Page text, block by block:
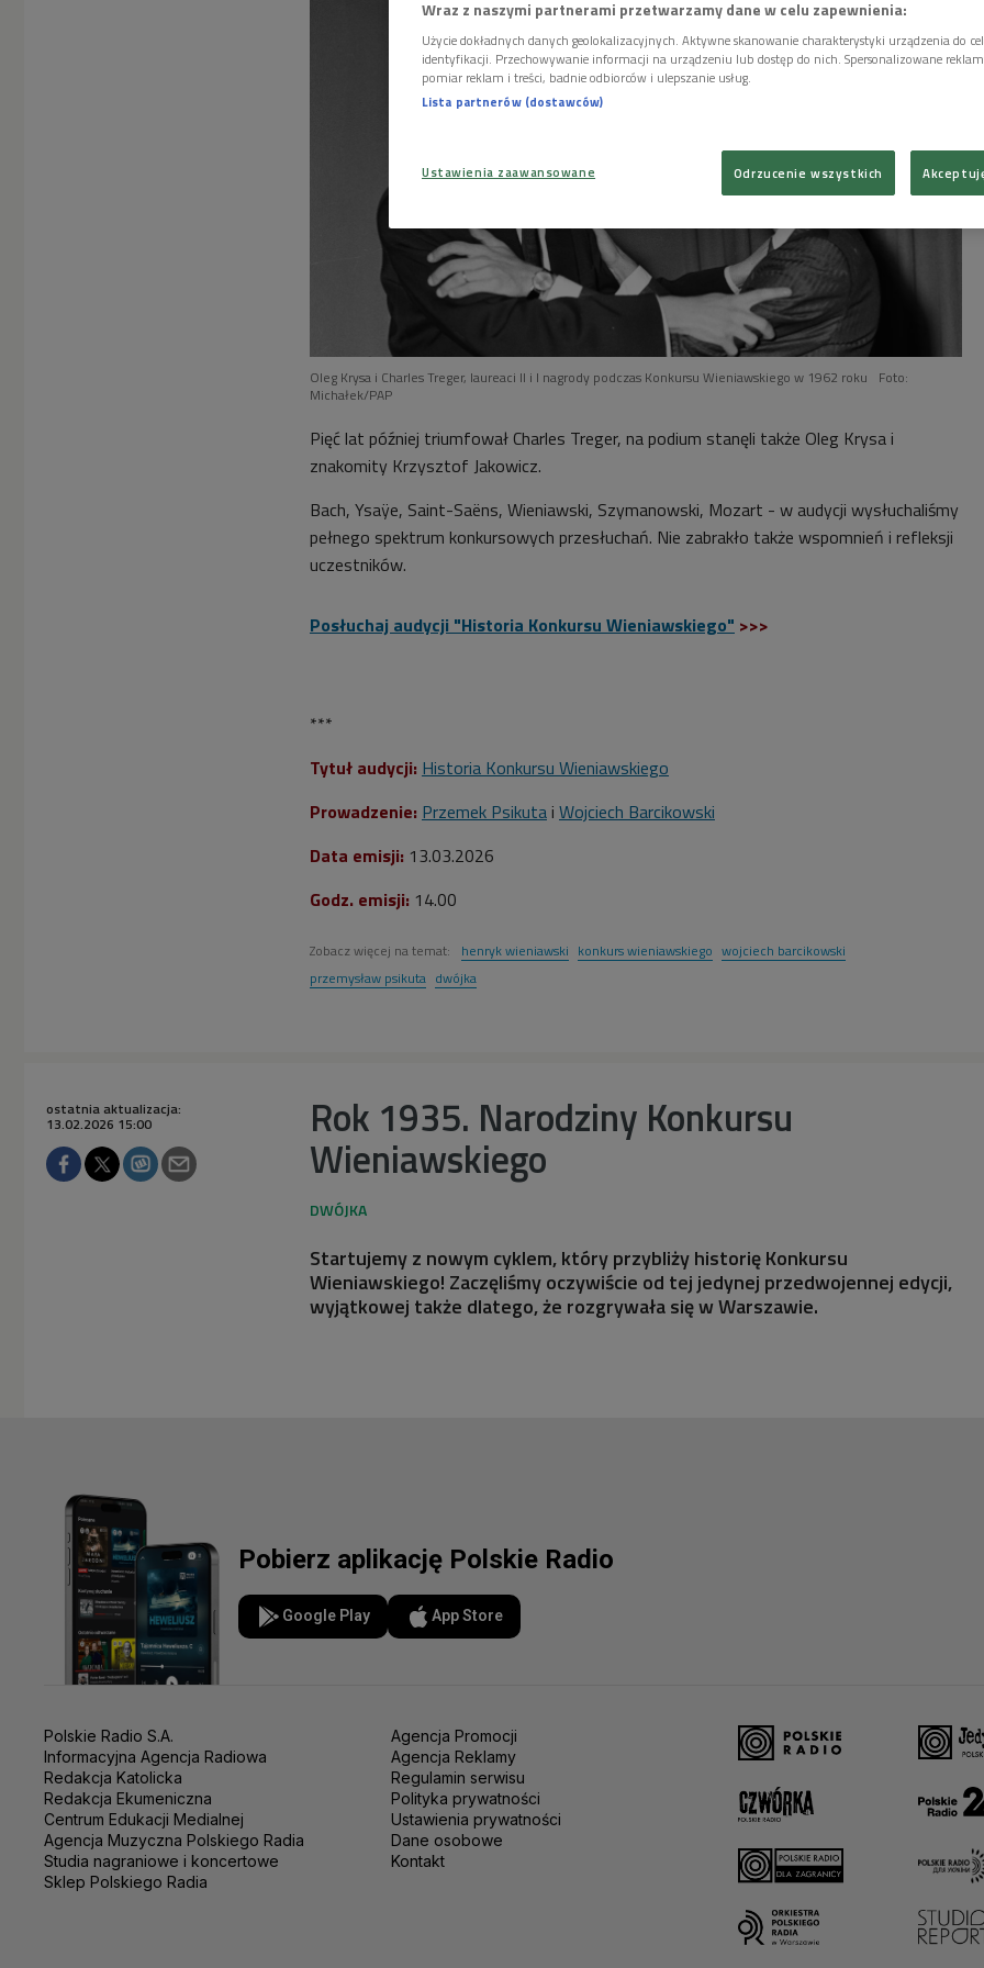
Oleg Krysa i Charles Treger, laureaci II i I nagrody podczas Konkursu Wieniawskiego w 1962 roku
Foto:
Michałek/PAP
Pięć lat później triumfował Charles Treger, na podium stanęli także Oleg Krysa i
znakomity Krzysztof Jakowicz.
Bach, Ysaÿe, Saint-Saëns, Wieniawski, Szymanowski, Mozart - w audycji wysłuchaliśmy
pełnego spektrum konkursowych przesłuchań. Nie zabrakło także wspomnień i refleksji
uczestników.
Posłuchaj audycji "Historia Konkursu Wieniawskiego" >>>
***
Tytuł audycji: Historia Konkursu Wieniawskiego
Prowadzenie: Przemek Psikuta i Wojciech Barcikowski
Data emisji: 13.03.2026
Godz. emisji: 14.00
Zobacz więcej na temat: henryk wieniawski konkurs wieniawskiego wojciech barcikowski
przemysław psikuta dwójka
Rok 1935. Narodziny Konkursu
Wieniawskiego
ostatnia aktualizacja:
13.02.2026 15:00
Startujemy z nowym cyklem, który przybliży historię Konkursu
Wieniawskiego! Zaczęliśmy oczywiście od tej jedynej przedwojennej edycji,
wyjątkowej także dlatego, że rozgrywała się w Warszawie.
Pobierz aplikację Polskie Radio
Google Play App Store
Polskie Radio S.A.
Informacyjna Agencja Radiowa
Redakcja Katolicka
Redakcja Ekumeniczna
Centrum Edukacji Medialnej
Agencja Muzyczna Polskiego Radia
Studia nagraniowe i koncertowe
Sklep Polskiego Radia
Agencja Promocji
Agencja Reklamy
Regulamin serwisu
Polityka prywatności
Ustawienia prywatności
Dane osobowe
Kontakt
Wraz z naszymi partnerami przetwarzamy dane w celu zapewnienia:
Użycie dokładnych danych geolokalizacyjnych. Aktywne skanowanie charakterystyki urządzenia do
identyfikacji. Przechowywanie informacji na urządzeniu lub dostęp do nich. Spersonalizowane
pomiar reklam i treści, badnie odbiorców i ulepszanie usług.
Lista partnerów (dostawców)
Ustawienia zaawansowane Odrzucenie wszystkich